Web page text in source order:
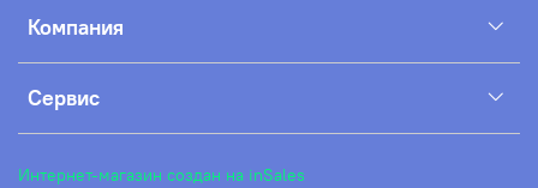
Компания
Сервис
Интернет-магазин создан на inSales